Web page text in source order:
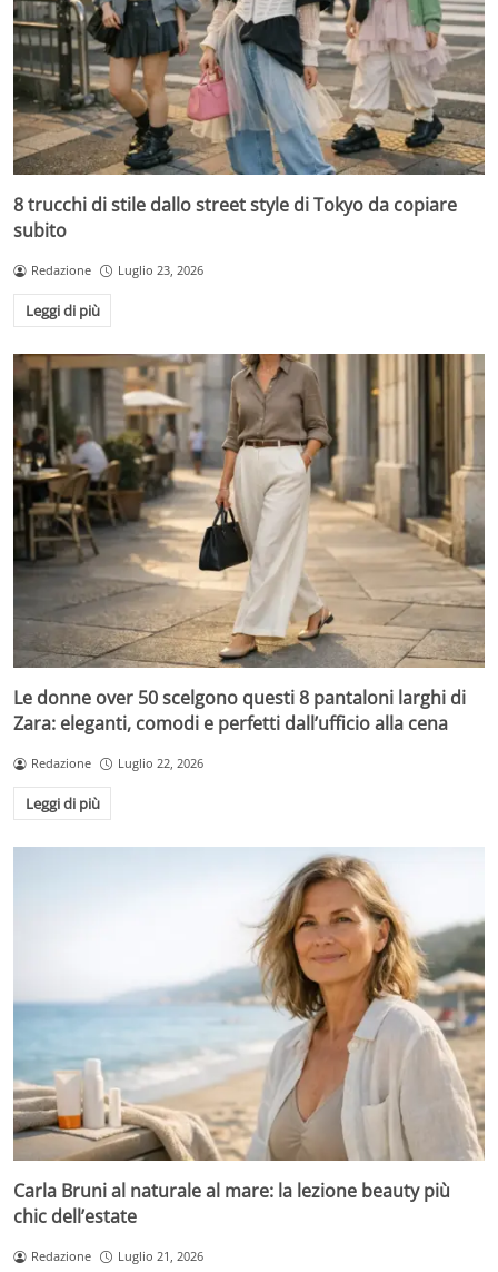
8 trucchi di stile dallo street style di Tokyo da copiare
subito
Redazione Luglio 23, 2026
Leggi di più
Le donne over 50 scelgono questi 8 pantaloni larghi di
Zara: eleganti, comodi e perfetti dall’ufficio alla cena
Redazione Luglio 22, 2026
Leggi di più
Carla Bruni al naturale al mare: la lezione beauty più
chic dell’estate
Redazione Luglio 21, 2026